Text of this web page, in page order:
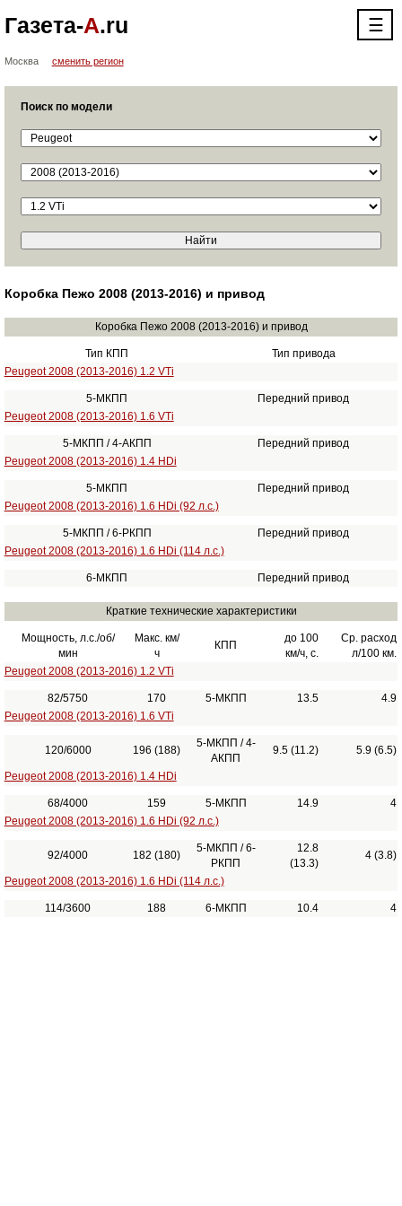
Газета-А.ru ☰
Москва сменить регион
Поиск по модели
Коробка Пежо 2008 (2013-2016) и привод
Коробка Пежо 2008 (2013-2016) и привод
Тип КПП
Тип привода
Peugeot 2008 (2013-2016) 1.2 VTi
5-МКПП
Передний привод
Peugeot 2008 (2013-2016) 1.6 VTi
5-МКПП / 4-АКПП
Передний привод
Peugeot 2008 (2013-2016) 1.4 HDi
5-МКПП
Передний привод
Peugeot 2008 (2013-2016) 1.6 HDi (92 л.с.)
5-МКПП / 6-РКПП
Передний привод
Peugeot 2008 (2013-2016) 1.6 HDi (114 л.с.)
6-МКПП Передний привод
Краткие технические характеристики
Мощность, л.с./об/
мин
Макс. км/
ч
КПП
до 100
км/ч, с.
Ср. расход
л/100 км.
Peugeot 2008 (2013-2016) 1.2 VTi
82/5750 170 5-МКПП 13.5
4.9
Peugeot 2008 (2013-2016) 1.6 VTi
120/6000 196 (188)
5-МКПП / 4-
АКПП
9.5 (11.2) 5.9 (6.5)
Peugeot 2008 (2013-2016) 1.4 HDi
68/4000 159 5-МКПП 14.9
4
Peugeot 2008 (2013-2016) 1.6 HDi (92 л.с.)
92/4000 182 (180)
5-МКПП / 6-
РКПП
12.8
(13.3)
4 (3.8)
Peugeot 2008 (2013-2016) 1.6 HDi (114 л.с.)
114/3600 188 6-МКПП 10.4 4